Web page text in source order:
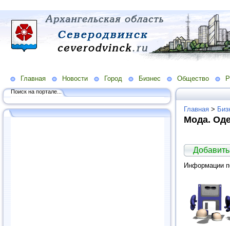
Главная Новости Город Бизнес Общество
Поиск на портале...
Главная >
Мода.
Информации